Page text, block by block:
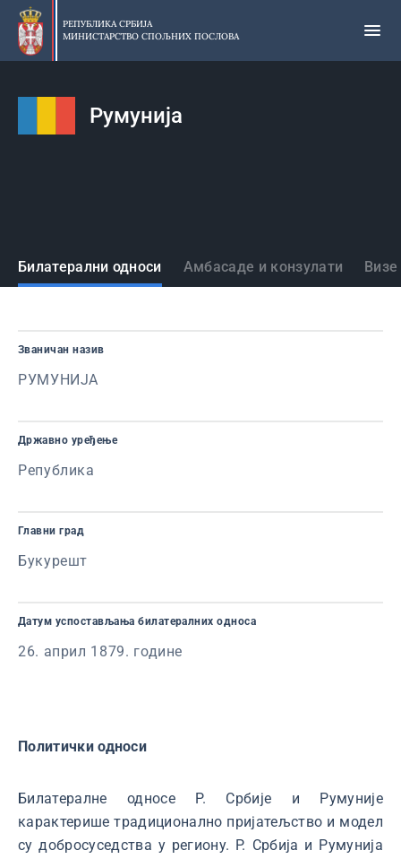
Прескочи
главни
део
РЕПУБЛИКА СРБИЈА
МИНИСТАРСТВО СПОЉНИХ ПОСЛОВА
Румунија
Државе
Билатерални односи Амбасаде и конзулати
Званичан назив
РУМУНИЈА
Државно уређење
Република
Главни град
Букурешт
Датум успостављања билатералних односа
26. април 1879. године
Политички односи
Билатералне односе Р. Србије и Румуније
карактерише традиционално пријатељство и модел
су добросуседства у региону. Р. Србија и Румунија